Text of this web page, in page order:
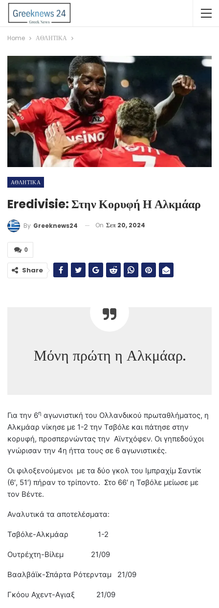
Home ΑΘΛΗΤΙΚΑ
ΑΘΛΗΤΙΚΑ
Eredivisie: Στην Κορυφή Η Αλκμάαρ
By Greeknews24 On Σεπ 20, 2024
0
Share
Μόνη πρώτη η Αλκμάαρ.
Για την 6η αγωνιστική του Ολλανδικού πρωταθλήματος, η
Αλκμάαρ νίκησε με 1-2 την Τσβόλε και πάτησε στην
κορυφή, προσπερνώντας την Αϊντχόφεν. Οι γηπεδούχοι
γνώρισαν την 4η ήττα τους σε 6 αγωνιστικές.
Οι φιλοξενούμενοι με τα δύο γκολ του Ιμπραχίμ Σαντίκ
(6′, 51′) πήραν το τρίποντο. Στο 66′ η Τσβόλε μείωσε με
τον Βέντε.
Αναλυτικά τα αποτελέσματα:
Τσβόλε-Αλκμάαρ 1-2
Ουτρέχτη-Βίλεμ 21/09
Βααλβάϊκ-Σπάρτα Ρότερνταμ 21/09
Γκόου Αχεντ-Αγιαξ 21/09